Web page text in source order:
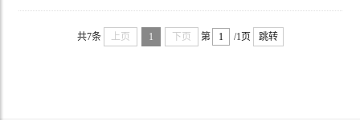
共7条 上页 1 下页 第 /1页 跳转